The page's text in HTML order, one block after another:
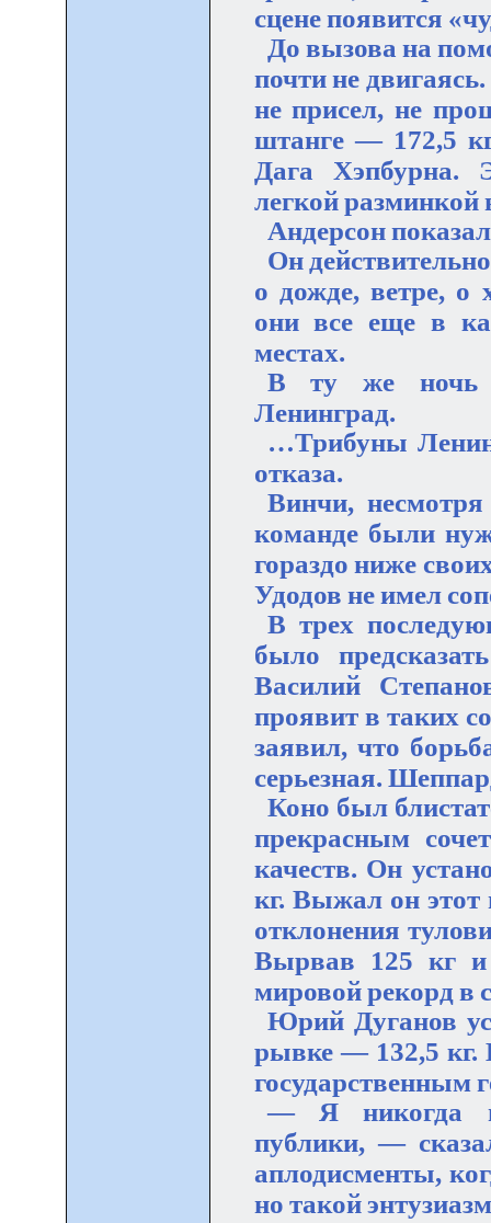
сцене появится
До вызова на
почти не
не присел, не
штанге — 172,5
Дага Хэпбурна.
легкой разминкой
Андерсон
Он
о дожде, ветре, о
они все еще в
местах.
В ту же ночь
Ленинград.
…Трибуны
отказа.
Винчи,
команде были
гораздо ниже
Удодов не имел
В трех
было
Василий
проявит в таких
заявил, что
серьезная.
Коно был
прекрасным
качеств. Он
кг. Выжал он этот
отклонения
Вырвав 125 кг и
мировой рекорд в
Юрий Дуганов
рывке — 132,5 кг.
государственным
— Я никогда
публики, —
аплодисменты,
но такой